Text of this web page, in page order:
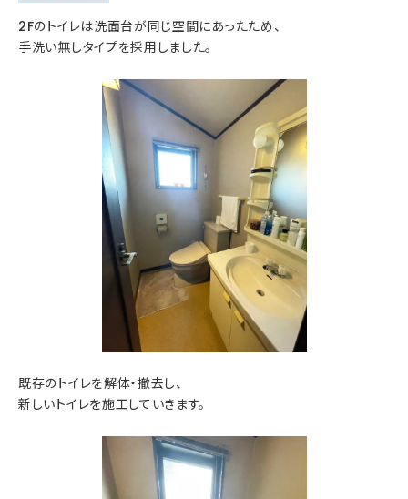
2Fのトイレは洗面台が同じ空間にあったため、
手洗い無しタイプを採用しました。
既存のトイレを解体・撤去し、
新しいトイレを施工していきます。